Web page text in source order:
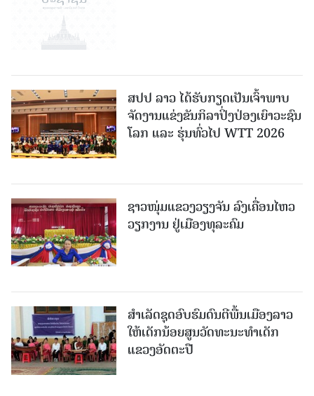
ສປປ ລາວ ໄດ້ຮັບກຽດເປັນເຈົ້າພາບ
ຈັດງານແຂ່ງຂັນກິລາປິ່ງປ່ອງເຍົາວະຊົນ
ໂລກ ແລະ ຮຸ່ນທົ່ວໄປ WTT 2026
ຊາວໜຸ່ມແຂວງວຽງຈັນ ລົງເຄື່ອນໄຫວ
ວຽກງານ ຢູ່ເມືອງທຸລະຄົມ
ສຳເລັດຊຸດອົບຮົມດົນຕີພື້ນເມືອງລາວ
ໃຫ້ເດັກນ້ອຍສູນວັດທະນະທຳເດັກ
ແຂວງອັດຕະປື